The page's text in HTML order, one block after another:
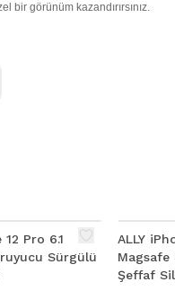
bir görünüm kazandırırsınız.
Pro 6.1
Sürgülü
ALLY
Magsafe
Şeffaf